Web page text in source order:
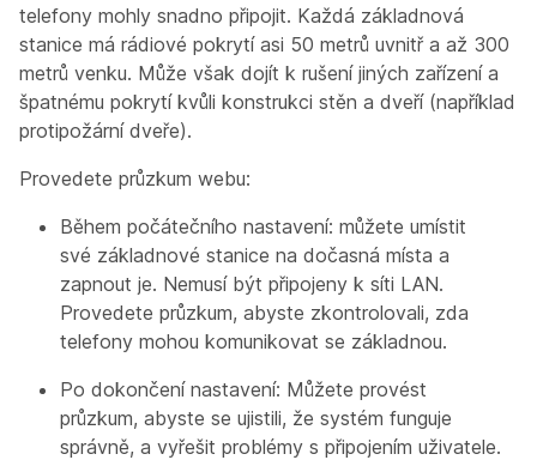
telefony mohly snadno připojit. Každá základnová
stanice má rádiové pokrytí asi 50 metrů uvnitř a až 300
metrů venku. Může však dojít k rušení jiných zařízení a
špatnému pokrytí kvůli konstrukci stěn a dveří (například
protipožární dveře).
Provedete průzkum webu:
Během počátečního nastavení: můžete umístit
své základnové stanice na dočasná místa a
zapnout je. Nemusí být připojeny k síti LAN.
Provedete průzkum, abyste zkontrolovali, zda
telefony mohou komunikovat se základnou.
Po dokončení nastavení: Můžete provést
průzkum, abyste se ujistili, že systém funguje
správně, a vyřešit problémy s připojením uživatele.